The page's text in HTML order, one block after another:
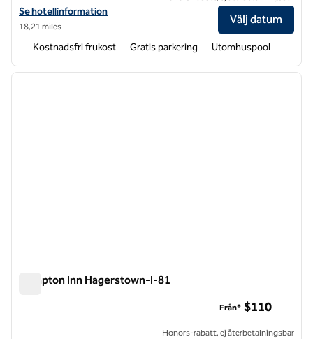
Visa hotelldetaljer för Hampton Inn Hagerstown
Se hotellinformation
18,21 miles
Välj datum
Kostnadsfri frukost Gratis parkering Utomhuspool
1 av 12
nästa
Hampton Inn Hagerstown-I-81
Från* $110
Honors-rabatt, ej återbetalningsbar